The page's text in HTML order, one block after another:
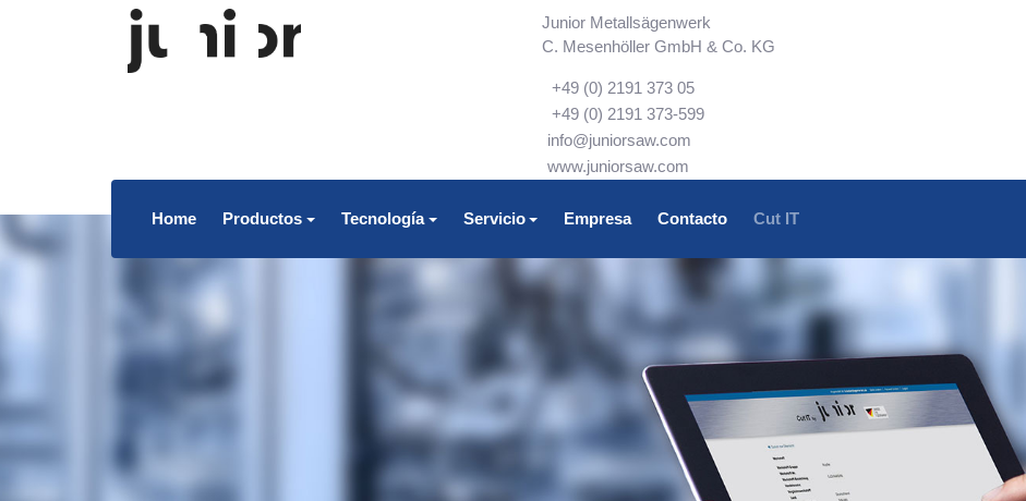
Junior Metallsägenwerk
C. Mesenhöller GmbH & Co. KG
+49 (0) 2191 373 05
+49 (0) 2191 373-599
info@juniorsaw.com
www.juniorsaw.com
Home Productos Tecnología Servicio Empresa Contacto Cut IT